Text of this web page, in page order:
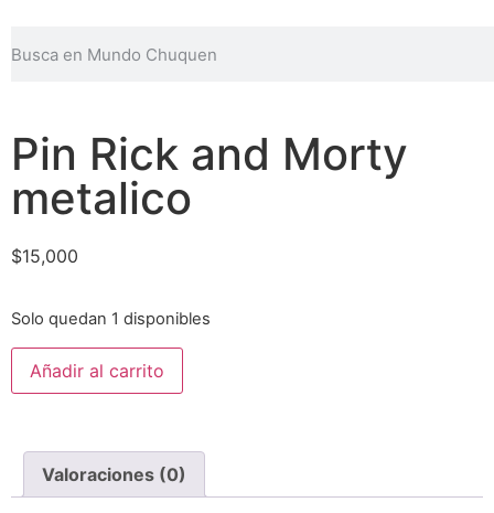
Pin Rick and Morty
metalico
$15,000
Solo quedan 1 disponibles
Añadir al carrito
Valoraciones (0)